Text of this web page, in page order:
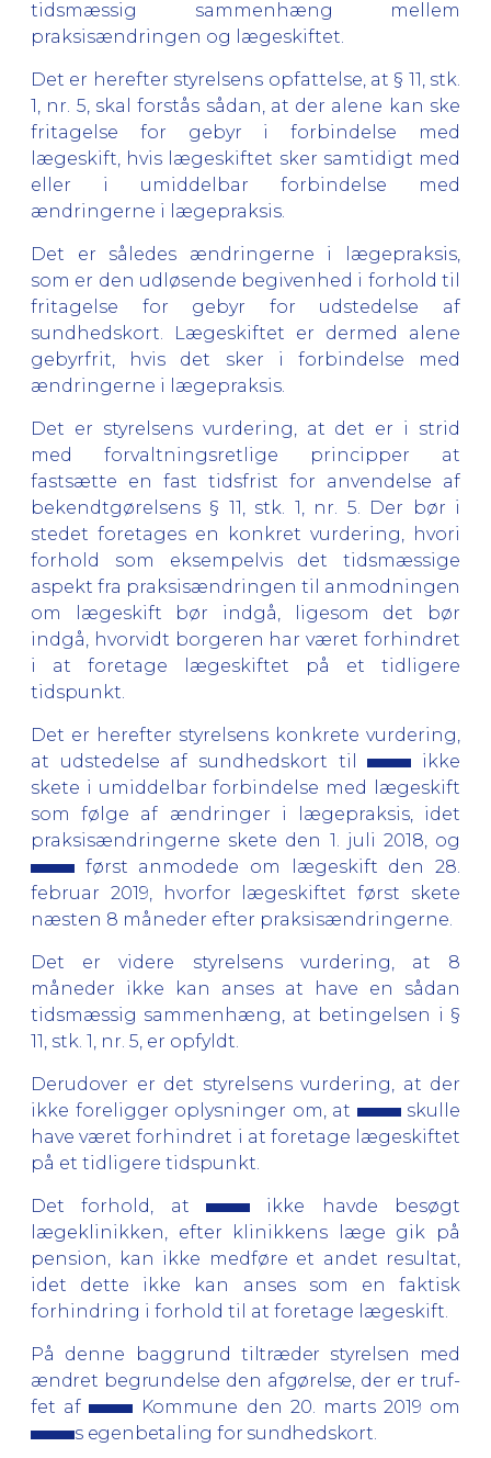
tidsmæssig sammenhæng mellem
praksisændringen og lægeskiftet.
Det er herefter styrelsens opfattelse, at § 11, stk.
1, nr. 5, skal forstås sådan, at der alene kan ske
fritagelse for gebyr i forbindelse med
lægeskift, hvis lægeskiftet sker samtidigt med
eller i umiddelbar forbindelse med
ændringerne i lægepraksis.
Det er således ændringerne i lægepraksis,
som er den udløsende begivenhed i forhold til
fritagelse for gebyr for udstedelse af
sundhedskort. Lægeskiftet er dermed alene
gebyrfrit, hvis det sker i forbindelse med
ændringerne i lægepraksis.
Det er styrelsens vurdering, at det er i strid
med forvaltningsretlige principper at
fastsætte en fast tidsfrist for anvendelse af
bekendtgørelsens § 11, stk. 1, nr. 5. Der bør i
stedet foretages en konkret vurdering, hvori
forhold som eksempelvis det tidsmæssige
aspekt fra praksisændringen til anmodningen
om lægeskift bør indgå, ligesom det bør
indgå, hvorvidt borgeren har været forhindret
i at foretage lægeskiftet på et tidligere
tidspunkt.
Det er herefter styrelsens konkrete vurdering,
at udstedelse af sundhedskort til
ikke
skete i umiddelbar forbindelse med lægeskift
som følge af ændringer i lægepraksis, idet
praksisændringerne skete den 1. juli 2018, og
først anmodede om lægeskift den 28.
februar 2019, hvorfor lægeskiftet først skete
næsten 8 måneder efter praksisændringerne.
Det er videre styrelsens vurdering, at 8
måneder ikke kan anses at have en sådan
tidsmæssig sammenhæng, at betingelsen i §
11, stk. 1, nr. 5, er opfyldt.
Derudover er det styrelsens vurdering, at der
ikke foreligger oplysninger om, at
skulle
have været forhindret i at foretage lægeskiftet
på et tidligere tidspunkt.
Det forhold, at
ikke havde besøgt
lægeklinikken, efter klinikkens læge gik på
pension, kan ikke medføre et andet resultat,
idet dette ikke kan anses som en faktisk
forhindring i forhold til at foretage lægeskift.
På denne baggrund tiltræder styrelsen med
ændret begrundelse den afgørelse, der er truf­
fet af
Kommune den 20. marts 2019 om
s egenbetaling for sundhedskort.